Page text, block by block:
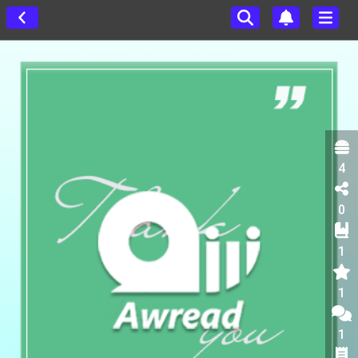
4
0
1
1
1